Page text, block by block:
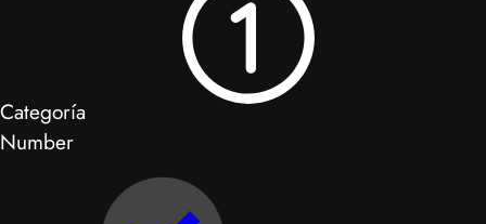
Categoría
Number